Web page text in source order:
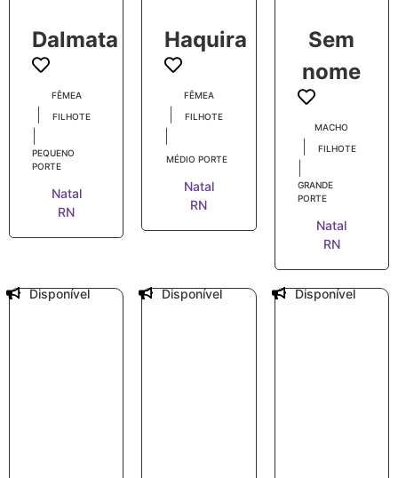
Dalmata
FÊMEA
FILHOTE
PEQUENO
PORTE
Natal
RN
Haquira
FÊMEA
FILHOTE
MÉDIO PORTE
Natal
RN
Sem
nome
MACHO
FILHOTE
GRANDE
PORTE
Natal
RN
Disponível Disponível Disponível